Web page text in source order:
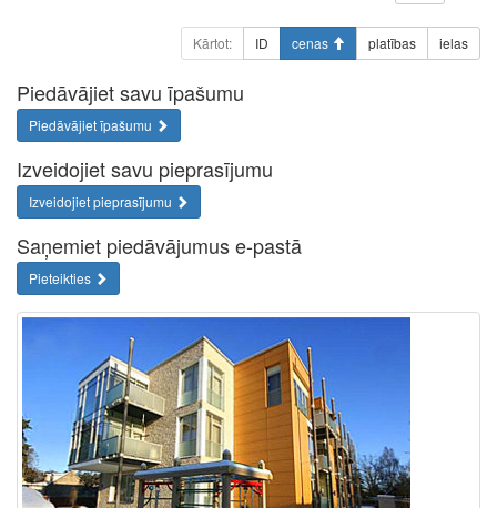
Kārtot: ID cenas platības ielas
Piedāvājiet savu īpašumu
Piedāvājiet īpašumu
Izveidojiet savu pieprasījumu
Izveidojiet pieprasījumu
Saņemiet piedāvājumus e-pastā
Pieteikties